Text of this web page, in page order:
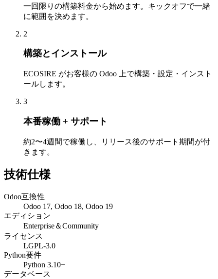
一回限りの構築料金から始めます。キックオフで一緒
に範囲を決めます。
2
構築とインストール
ECOSIRE がお客様の Odoo 上で構築・設定・インスト
ールします。
3
本番稼働 + サポート
約2〜4週間で稼働し、リリース後のサポート期間が付
きます。
技術仕様
Odoo互換性
Odoo 17, Odoo 18, Odoo 19
エディション
Enterprise＆Community
ライセンス
LGPL-3.0
Python要件
Python 3.10+
データベース